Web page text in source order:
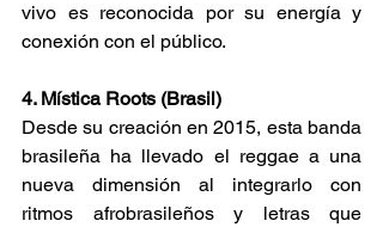
vivo es reconocida por su energía y
conexión con el público.
4. Mística Roots (Brasil)
Desde su creación en 2015, esta banda
brasileña ha llevado el reggae a una
nueva dimensión al integrarlo con
ritmos afrobrasileños y letras que